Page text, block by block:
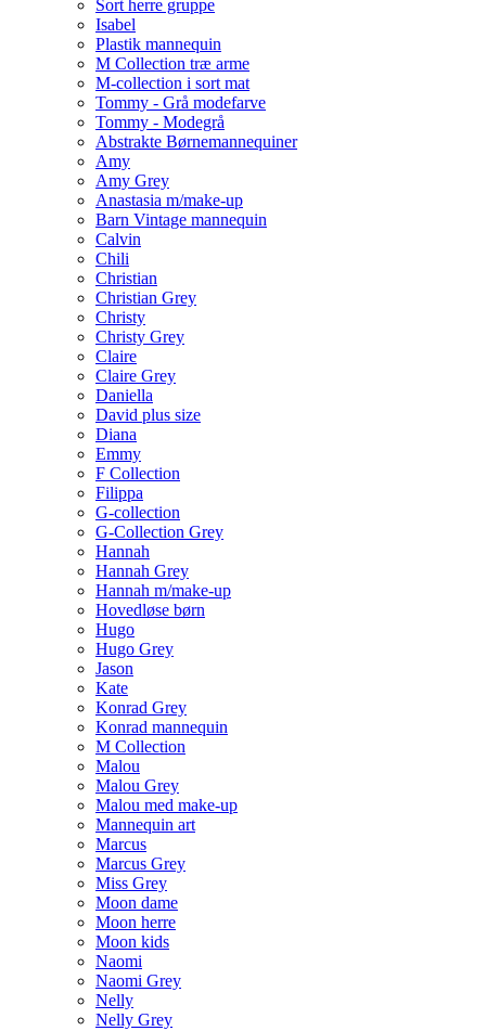
Sort herre gruppe
Isabel
Plastik mannequin
M Collection træ arme
M-collection i sort mat
Tommy - Grå modefarve
Tommy - Modegrå
Abstrakte Børnemannequiner
Amy
Amy Grey
Anastasia m/make-up
Barn Vintage mannequin
Calvin
Chili
Christian
Christian Grey
Christy
Christy Grey
Claire
Claire Grey
Daniella
David plus size
Diana
Emmy
F Collection
Filippa
G-collection
G-Collection Grey
Hannah
Hannah Grey
Hannah m/make-up
Hovedløse børn
Hugo
Hugo Grey
Jason
Kate
Konrad Grey
Konrad mannequin
M Collection
Malou
Malou Grey
Malou med make-up
Mannequin art
Marcus
Marcus Grey
Miss Grey
Moon dame
Moon herre
Moon kids
Naomi
Naomi Grey
Nelly
Nelly Grey